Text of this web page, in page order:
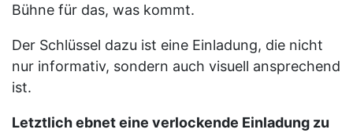
Bühne für das, was kommt.
Der Schlüssel dazu ist eine Einladung, die nicht
nur informativ, sondern auch visuell ansprechend
ist.
Letztlich ebnet eine verlockende Einladung zu